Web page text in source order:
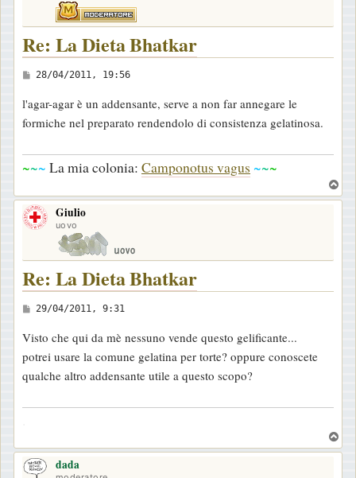
Re: La Dieta Bhatkar
M
s
s
g
i
o
28/04/2011, 19:56
l'agar-agar è un addensante, serve a non far annegare le
formiche nel preparato rendendolo di consistenza gelatinosa.
~~~ La mia colonia: Camponotus vagus ~~~
o
Giulio
uovo
Re: La Dieta Bhatkar
M
s
s
a
o
29/04/2011, 9:31
Visto che qui da mè nessuno vende questo gelificante...
potrei usare la comune gelatina per torte? oppure conoscete
qualche altro addensante utile a questo scopo?
o
dada